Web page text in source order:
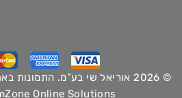
© 2026 אוריאל שי בע”מ. התמונות באתר להמחשה בלבד.
Online Solutions